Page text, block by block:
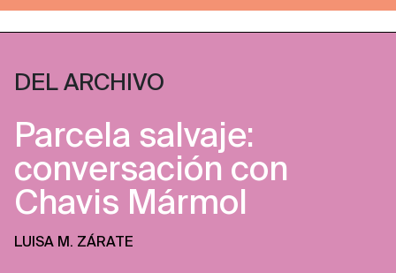
DEL ARCHIVO
Parcela salvaje:
conversación con
Chavis Mármol
LUISA M. ZÁRATE